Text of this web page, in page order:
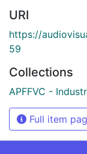
URI
https://
59
Collections
APFFVC -
Full item